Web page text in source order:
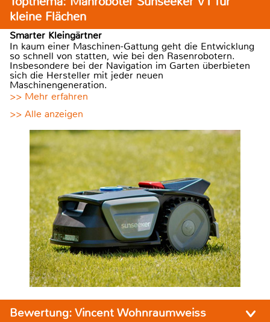
kleine Flächen
Smarter Kleingärtner
In kaum einer Maschinen-Gattung geht die Entwicklung
so schnell von statten, wie bei den Rasenrobotern.
Insbesondere bei der Navigation im Garten überbieten
sich die Hersteller mit jeder neuen
Maschinengeneration.
>> Mehr erfahren
>> Alle anzeigen
Bewertung: Vincent Wohnraumweiss